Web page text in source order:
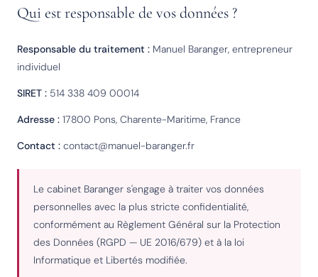
Qui est responsable de vos données ?
Responsable du traitement : Manuel Baranger, entrepreneur
individuel
SIRET : 514 338 409 00014
Adresse : 17800 Pons, Charente-Maritime, France
Contact : contact@manuel-baranger.fr
Le cabinet Baranger s'engage à traiter vos données
personnelles avec la plus stricte confidentialité,
conformément au Règlement Général sur la Protection
des Données (RGPD — UE 2016/679) et à la loi
Informatique et Libertés modifiée.